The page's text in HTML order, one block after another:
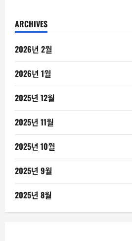
ARCHIVES
2026년 2월
2026년 1월
2025년 12월
2025년 11월
2025년 10월
2025년 9월
2025년 8월